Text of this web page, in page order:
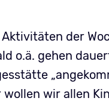
der
o.ä. gehen
wir allen